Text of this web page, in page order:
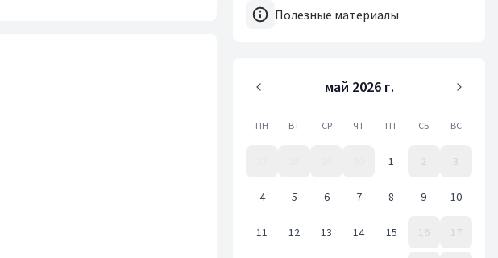
Полезные материалы
май 2026 г.
ПН ВТ СР ЧТ ПТ СБ ВС
1 2 3
4 5 6 7 8 9 10
11 12 13 14 15 16 17